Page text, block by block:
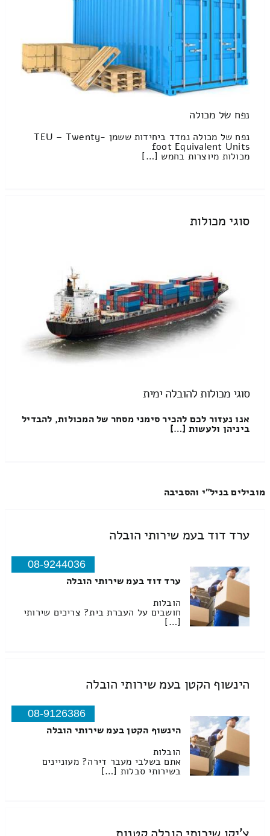
נפח של מכולה
נפח של מכולה נמדד ביחידות ששמן TEU – Twenty-
foot Equivalent Units
מכולות מיוצרות בחמש […]
סוגי מכולות
סוגי מכולות להובלה ימית
אנו נעזור לכם להכיר סימני מסחר של המכולות, להבדיל
ביניהן ולעשות […]
מובילים בניל"י והסביבה
ערד דוד בעמ שירותי הובלה
08-9244036
ערד דוד בעמ שירותי הובלה
הובלות
חושבים על העברת בית? צריכים שירותי
[…]
הינשוף הקטן בעמ שירותי הובלה
08-9126386
הינשוף הקטן בעמ שירותי הובלה
הובלות
אתם בשלבי מעבר דירה? מעוניינים
בשירותי סבלות […]